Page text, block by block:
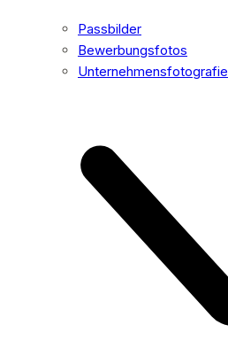
Passbilder
Bewerbungsfotos
Unternehmensfotografie